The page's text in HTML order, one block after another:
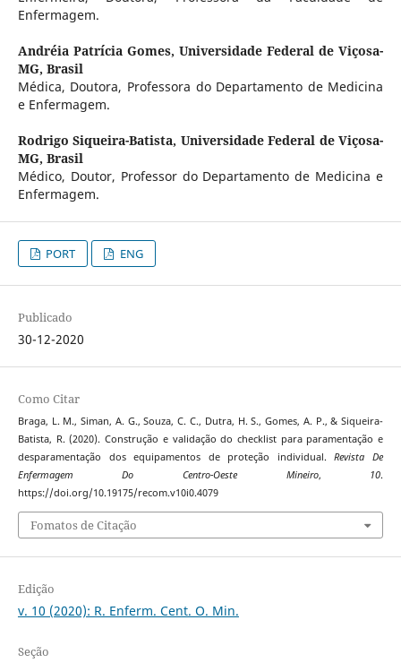
Enfermagem.
Andréia Patrícia Gomes, Universidade Federal de Viçosa-
MG, Brasil
Médica, Doutora, Professora do Departamento de Medicina
e Enfermagem.
Rodrigo Siqueira-Batista, Universidade Federal de Viçosa-
MG, Brasil
Médico, Doutor, Professor do Departamento de Medicina e
Enfermagem.
PORT ENG
Publicado
30-12-2020
Como Citar
Braga, L. M., Siman, A. G., Souza, C. C., Dutra, H. S., Gomes, A. P., & Siqueira-
Batista, R. (2020). Construção e validação do checklist para paramentação e
desparamentação dos equipamentos de proteção individual.Revista De
Enfermagem Do Centro-Oeste Mineiro, 10.
https://doi.org/10.19175/recom.v10i0.4079
Fomatos de Citação
Edição
v. 10 (2020): R. Enferm. Cent. O. Min.
Seção